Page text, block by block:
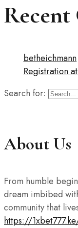
Recent
betheichmann
Registration
Search for:
About Us
From humble
dream imbibed
community that
https://